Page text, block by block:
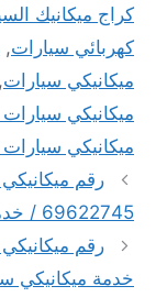
كراج ميكانيك
كهربائي سيارات,
ميكانيكي سيارات,
ميكانيكي سيارات
ميكانيكي
رقم
69622745 / خدمة ميكانيكي سيارات متنقل
خدمة ميكانيكي